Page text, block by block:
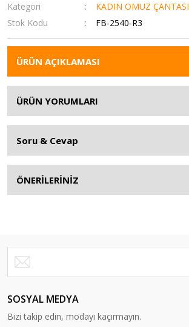
Kategori
KADIN OMUZ ÇANTASI
Stok Kodu
FB-2540-R3
ÜRÜN AÇIKLAMASI
ÜRÜN YORUMLARI
Soru & Cevap
ÖNERİLERİNİZ
SOSYAL MEDYA
Bizi takip edin, modayı kaçırmayın.